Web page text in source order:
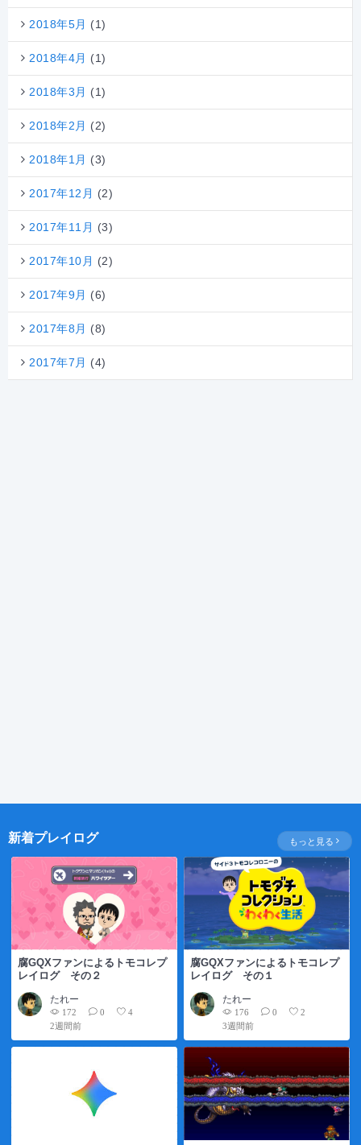
2018年5月 (1)
2018年4月 (1)
2018年3月 (1)
2018年2月 (2)
2018年1月 (3)
2017年12月 (2)
2017年11月 (3)
2017年10月 (2)
2017年9月 (6)
2017年8月 (8)
2017年7月 (4)
新着プレイログ
腐GQXファンによるトモコレプ
レイログ その２
たれー
172 0
4
2週間前
腐GQXファンによるトモコレプ
レイログ その１
たれー
176 0
2
3週間前
もっと見る